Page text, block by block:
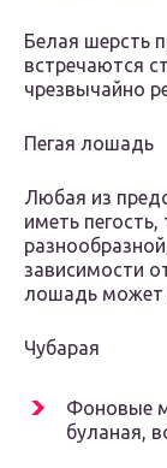
Белая шерсть
встречаются
чрезвычайно
Пегая лошадь
Любая из
иметь
зависимости
лошадь может
Чубарая
Фоновые
буланая,